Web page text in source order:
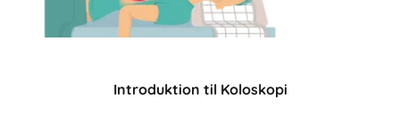
Introduktion til Koloskopi